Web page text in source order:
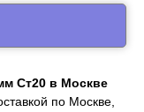
Ст20 в Москве
по Москве,